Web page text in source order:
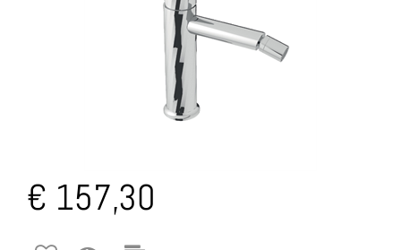
€ 157,30